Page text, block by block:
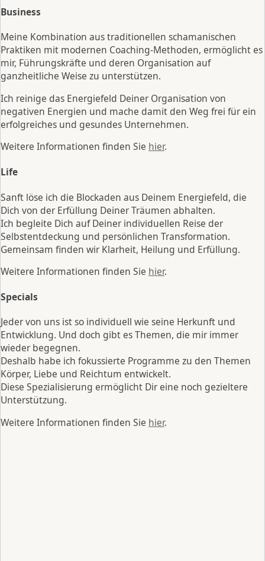
Business
Meine Kombination aus traditionellen schamanischen
Praktiken mit modernen Coaching-Methoden, ermöglicht es
mir, Führungskräfte und deren Organisation auf
ganzheitliche Weise zu unterstützen.
Ich reinige das Energiefeld Deiner Organisation von
negativen Energien und mache damit den Weg frei für ein
erfolgreiches und gesundes Unternehmen.
Weitere Informationen finden Sie hier.
Life
Sanft löse ich die Blockaden aus Deinem Energiefeld, die
Dich von der Erfüllung Deiner Träumen abhalten.
Ich begleite Dich auf Deiner individuellen Reise der
Selbstentdeckung und persönlichen Transformation.
Gemeinsam finden wir Klarheit, Heilung und Erfüllung.
Weitere Informationen finden Sie hier.
Specials
Jeder von uns ist so individuell wie seine Herkunft und
Entwicklung. Und doch gibt es Themen, die mir immer
wieder begegnen.
Deshalb habe ich fokussierte Programme zu den Themen
Körper, Liebe und Reichtum entwickelt.
Diese Spezialisierung ermöglicht Dir eine noch gezieltere
Unterstützung.
Weitere Informationen finden Sie hier.